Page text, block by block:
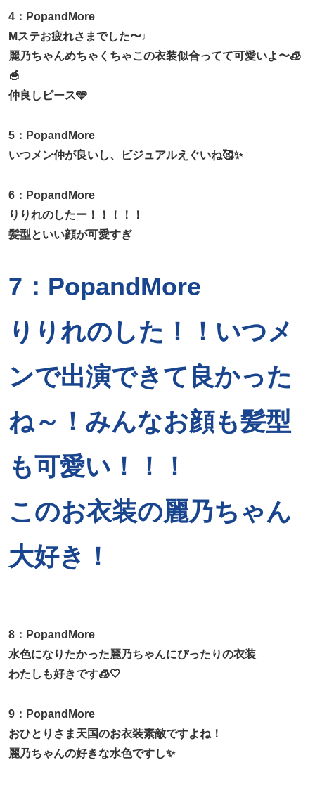
4：PopandMore
Mステお疲れさまでした〜♩
麗乃ちゃんめちゃくちゃこの衣装似合ってて可愛いよ〜🧊
🥣
仲良しピース🩵
5：PopandMore
いつメン仲が良いし、ビジュアルえぐいね🥰✨
6：PopandMore
りりれのしたー！！！！！
髪型といい顔が可愛すぎ
7：PopandMore
りりれのした！！いつメ
ンで出演できて良かった
ね～！みんなお顔も髪型
も可愛い！！！
このお衣装の麗乃ちゃん
大好き！
8：PopandMore
水色になりたかった麗乃ちゃんにぴったりの衣装
わたしも好きです🧊🤍
9：PopandMore
おひとりさま天国のお衣装素敵ですよね！
麗乃ちゃんの好きな水色ですし✨